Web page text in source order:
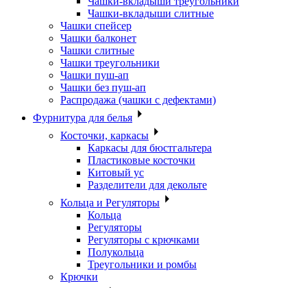
Чашки-вкладыши слитные
Чашки спейсер
Чашки балконет
Чашки слитные
Чашки треугольники
Чашки пуш-ап
Чашки без пуш-ап
Распродажа (чашки с дефектами)
Фурнитура для белья
Косточки, каркасы
Каркасы для бюстгальтера
Пластиковые косточки
Китовый ус
Разделители для декольте
Кольца и Регуляторы
Кольца
Регуляторы
Регуляторы с крючками
Полукольца
Треугольники и ромбы
Крючки